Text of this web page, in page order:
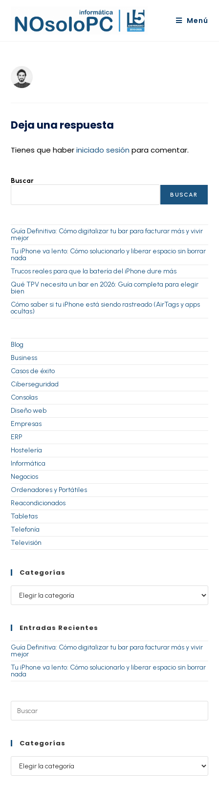
Menú
Deja una respuesta
Tienes que haberiniciado sesión para comentar.
Buscar
BUSCAR
Guía Definitiva: Cómo digitalizar tu bar para facturar más y vivir
mejor
Tu iPhone va lento: Cómo solucionarlo y liberar espacio sin borrar
nada
Trucos reales para que la batería del iPhone dure más
Qué TPV necesita un bar en 2026: Guía completa para elegir
bien
Cómo saber si tu iPhone está siendo rastreado (AirTags y apps
ocultas)
Blog
Business
Casos de éxito
Ciberseguridad
Consolas
Diseño web
Empresas
ERP
Hostelería
Informática
Negocios
Ordenadores y Portátiles
Reacondicionados
Tabletas
Telefonía
Televisión
Categorías
Entradas Recientes
Guía Definitiva: Cómo digitalizar tu bar para facturar más y vivir
mejor
Tu iPhone va lento: Cómo solucionarlo y liberar espacio sin borrar
nada
Categorías